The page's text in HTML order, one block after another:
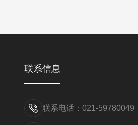
联系信息
联系电话：021-59780049